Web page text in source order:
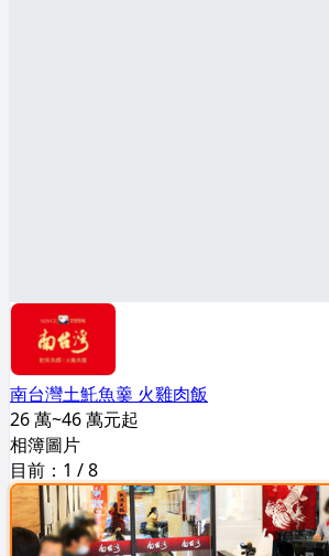
南台灣土魠魚羹 火雞肉飯
26 萬~46 萬元起
相簿圖片
目前： 1 /8